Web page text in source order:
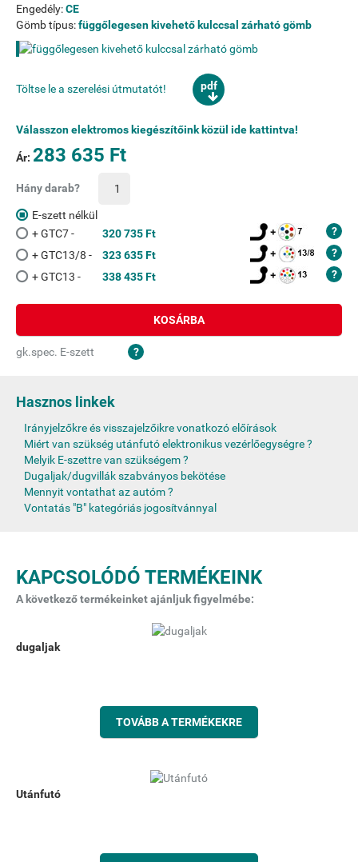
Engedély:CE
Gömb típus:függőlegesen kivehető kulccsal zárható gömb
Töltse le a szerelési útmutatót! pdf
Válasszon elektromos kiegészítőink közül ide kattintva!
Ár: 283 635 Ft
Hány darab?
E-szett nélkül
+ GTC7 -
320 735 Ft
+ GTC13/8 -
323 635 Ft
+ GTC13 -
338 435 Ft
KOSÁRBA
gk.spec. E-szett
Hasznos linkek
Irányjelzőkre és visszajelzőikre vonatkozó előírások
Miért van szükség utánfutó elektronikus vezérlőegységre ?
Melyik E-szettre van szükségem ?
Dugaljak/dugvillák szabványos bekötése
Mennyit vontathat az autóm ?
Vontatás "B" kategóriás jogosítvánnyal
KAPCSOLÓDÓ TERMÉKEINK
A következő termékeinket ajánljuk figyelmébe:
dugaljak
TOVÁBB A TERMÉKEKRE
Utánfutó